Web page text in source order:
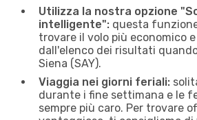
Utilizza la nostra opzione
intelligente": questa
trovare il volo più economico
dall'elenco dei risultati
Siena (SAY).
Viaggia nei giorni feriali:
durante i fine settimana e le
sempre più caro. Per trovare